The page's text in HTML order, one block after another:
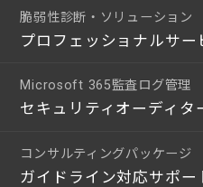
脆弱性診断・ソリューション
プロフェッショナルサー
Microsoft 365監査ログ管理
セキュリティオーディタ
コンサルティングパッケージ
ガイドライン対応サポー